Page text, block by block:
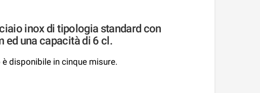
inox di tipologia standard con
ed una capacità di 6 cl.
disponibile in cinque misure.